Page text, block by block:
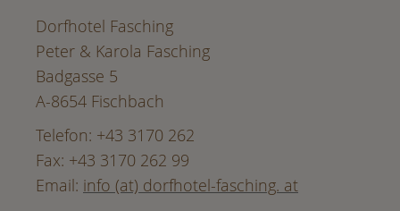
Dorfhotel Fasching
Peter & Karola Fasching
Badgasse 5
A-8654 Fischbach
Telefon: +43 3170 262
Fax: +43 3170 262 99
Email: info (at) dorfhotel-fasching. at